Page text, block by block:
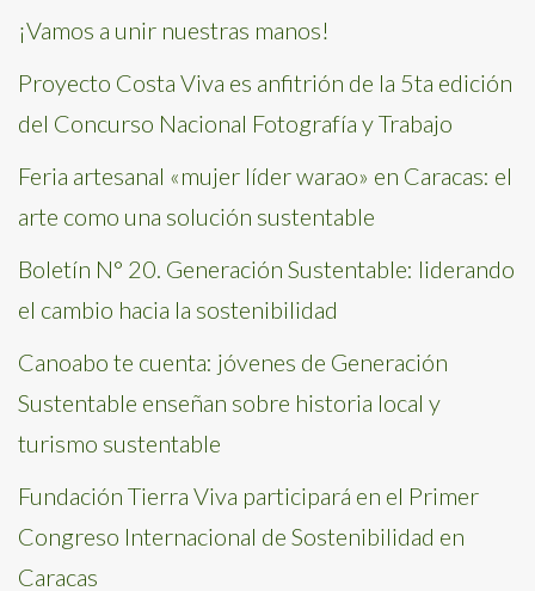
¡Vamos a unir nuestras manos!
Proyecto Costa Viva es anfitrión de la 5ta edición
del Concurso Nacional Fotografía y Trabajo
Feria artesanal «mujer líder warao» en Caracas: el
arte como una solución sustentable
Boletín N° 20. Generación Sustentable: liderando
el cambio hacia la sostenibilidad
Canoabo te cuenta: jóvenes de Generación
Sustentable enseñan sobre historia local y
turismo sustentable
Fundación Tierra Viva participará en el Primer
Congreso Internacional de Sostenibilidad en
Caracas